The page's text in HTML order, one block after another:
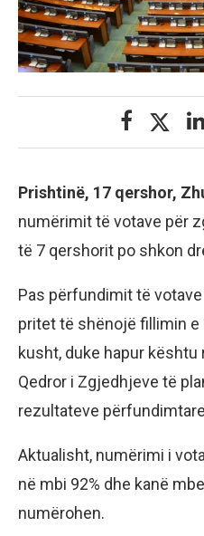
Prishtinë, 17 qershor,
numërimit të votave për
të 7 qershorit po shkon
Pas përfundimit të
pritet të shënojë fillimin
kusht, duke hapur kështu
Qedror i Zgjedhjeve të
rezultateve
Aktualisht, numërimi i
në mbi 92% dhe kanë
numërohen.